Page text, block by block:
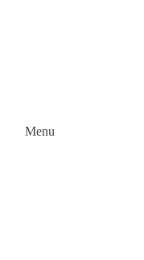
Menu